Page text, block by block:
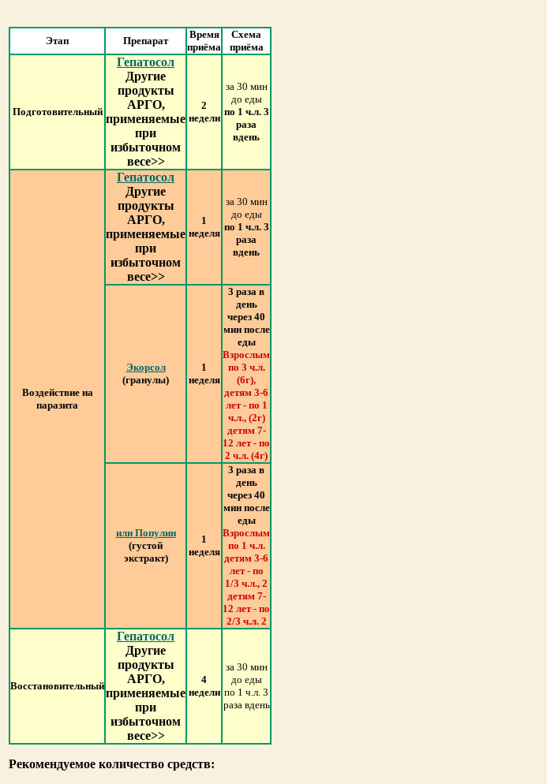
Этап Препарат
Время
приёма
Схема
приёма
Подготовительный
Гепатосол
Другие
продукты
АРГО,
применяемые
при
избыточном
весе>>
2
недели
за 30 мин
до еды
по 1 ч.л. 3
раза
вдень
Воздействие на
паразита
Гепатосол
Другие
продукты
АРГО,
применяемые
при
избыточном
весе>>
1
неделя
за 30 мин
до еды
по 1 ч.л. 3
раза
вдень
Экорсол
(гранулы)
1
неделя
3 раза в
день
через 40
мин после
еды
Взрослым
по 3 ч.л.
(6г),
детям 3-6
лет - по 1
ч.л., (2г)
детям 7-
12 лет - по
2 ч.л. (4г)
или Популин
(густой
экстракт)
1
неделя
3 раза в
день
через 40
мин после
еды
Взрослым
по 1 ч.л.
детям 3-6
лет - по
1/3 ч.л., 2
детям 7-
12 лет - по
2/3 ч.л. 2
Восстановительный
Гепатосол
Другие
продукты
АРГО,
применяемые
при
избыточном
весе>>
4
недели
за 30 мин
до еды
по 1 ч.л. 3
раза вдень
Рекомендуемое количество средств: